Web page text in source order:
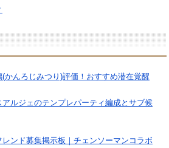
(かんろじみつり)評価！おすすめ潜在覚醒
アルジェのテンプレパーティ編成とサブ候
レンド募集掲示板｜チェンソーマンコラボ